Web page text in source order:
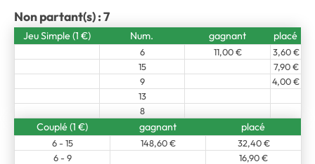
Non partant(s) : 7
Jeu Simple (1 €) Num. gagnant placé
6 11,00 €
3,60 €
15
7,90 €
9
4,00 €
13
8
Couplé (1 €) gagnant placé
6 - 15 148,60 €
32,40 €
6 - 9
16,90 €